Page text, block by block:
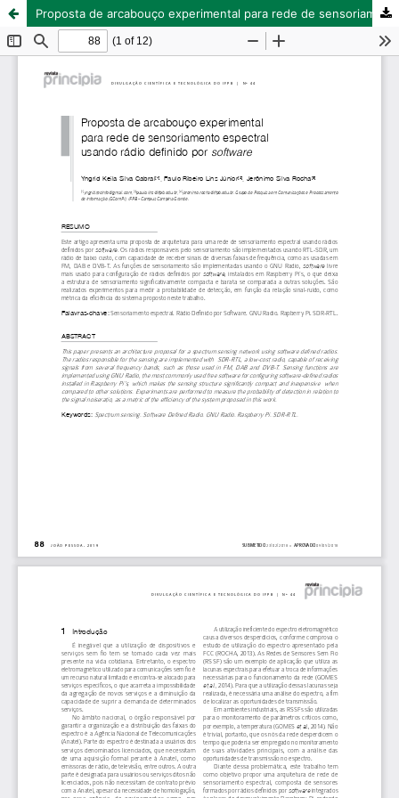
Proposta de arcabouço experimental para rede de sensoriamento espectral usando rádio definido por software